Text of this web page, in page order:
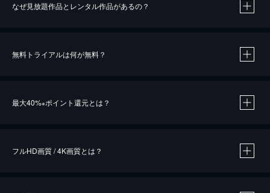
なぜ見放題作品とレンタル作品があるの？
無料トライアルは何が無料？
最大40%※ポイント還元とは？
フルHD画質 / 4K画質とは？